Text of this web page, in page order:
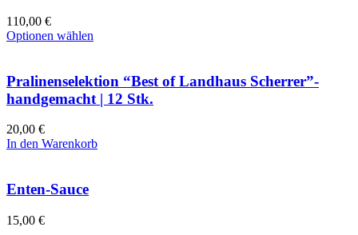
110,00 €
Optionen wählen
Pralinenselektion “Best of Landhaus Scherrer”-
handgemacht | 12 Stk.
20,00 €
In den Warenkorb
Enten-Sauce
15,00 €